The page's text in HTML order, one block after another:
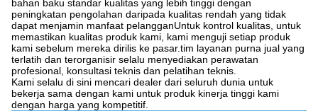
bahan baku standar kualitas yang lebih tinggi dengan
peningkatan pengolahan daripada kualitas rendah yang tidak
dapat menjamin manfaat pelangganUntuk kontrol kualitas, untuk
memastikan kualitas produk kami, kami menguji setiap produk
kami sebelum mereka dirilis ke pasar.tim layanan purna jual yang
terlatih dan terorganisir selalu menyediakan perawatan
profesional, konsultasi teknis dan pelatihan teknis.
Kami selalu di sini mencari dealer dari seluruh dunia untuk
bekerja sama dengan kami untuk produk kinerja tinggi kami
dengan harga yang kompetitif.